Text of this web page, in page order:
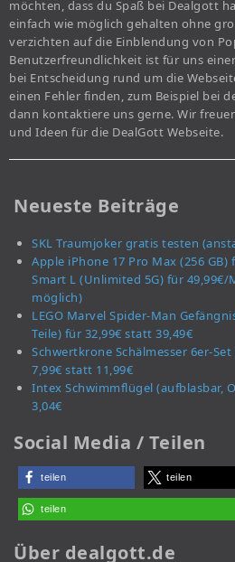
möchten, dass du Spaß bei Dealgott
einfach wie möglich gehalten ohne
verzichten auf die Einblendung von
Benutzerfreundlichkeit ist für uns
bei Entscheidung rund um die
einen Fehler finden, zum Beispiel bei
dann kontaktiere uns gerne. Wir
und Ideen für die DealGott Webseite.
Neueste Beiträge
SKL Traumjoker gratis testen
Apple iPhone 17 Pro Max (256 GB)
Smart L (Unlimited 5G) für 49,99€/
möglich)
LEGO Marvel Spider-Man
Teile) für 32,99€ statt 39,49€
Schwertkrone Schälmesser 6er-
7,99€ statt 11,99€
Intex Schwimmflügel (aufblasbar,
3,04€
Social Media / Teilen
teilen teilen
teilen
Über dealgott.de